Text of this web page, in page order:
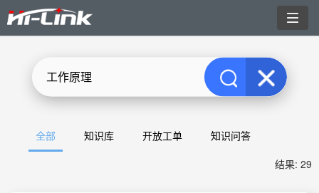
切
换
全部 知识库 开放工单
知识问答
结果: 29